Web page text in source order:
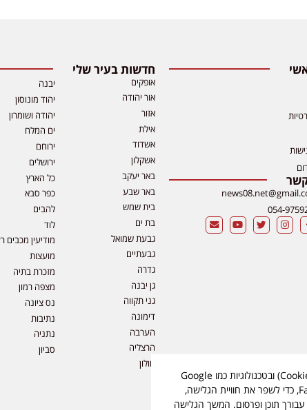
054-
חדשות בעיר שלי
אופקים
אור יהודה
אזור
אילת
אשדוד
אשקלון
באר יעקב
באר שבע
בית שמש
בת ים
גבעת שמואל
גבעתיים
גדרה
גן יבנה
גני תקווה
דימונה
הערבה
הרצליה
חולון
יבנה
יהוד מונוסון
יהודה ושומרון
ים המלח
ירוחם
ירושלים
כל הארץ
כפר סבא
להבים
לוד
מודיעין מכבים
מועצות
מזכרת בתיה
מצפה רמון
נס ציונה
נתיבות
נתניה
סביון
אנחנו משתמשים בעוגיות (Cookies) ובטכנולוגיות כמו Google
Analytics ו-Facebook Pixel, כדי לשפר את חוויית הגלישה,
תוכן ופרסום. המשך הגלישה